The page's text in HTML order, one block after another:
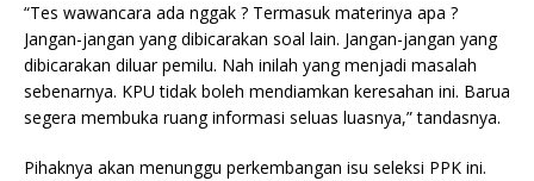
“Tes wawancara ada nggak ? Termasuk materinya apa ?
Jangan-jangan yang dibicarakan soal lain. Jangan-jangan yang
dibicarakan diluar pemilu. Nah inilah yang menjadi masalah
sebenarnya. KPU tidak boleh mendiamkan keresahan ini. Barua
segera membuka ruang informasi seluas luasnya,” tandasnya.
Pihaknya akan menunggu perkembangan isu seleksi PPK ini.